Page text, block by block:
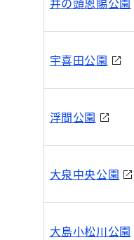
宇喜田公園
浮間公園
大泉中央公園
大島小松川公園